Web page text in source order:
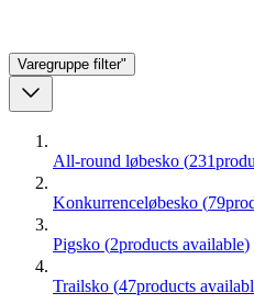
Varegruppe filter"
All-round løbesko (231
Konkurrenceløbesko (79
Pigsko (2products available)
Trailsko (47products